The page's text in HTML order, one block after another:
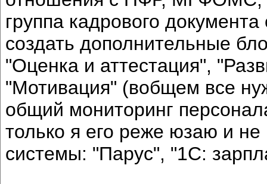
группа кадрового
создать дополнительные
"Оценка и аттестация",
"Мотивация" (вобщем все
общий мониторинг
только я его реже юзаю и
системы: "Парус", "1С: